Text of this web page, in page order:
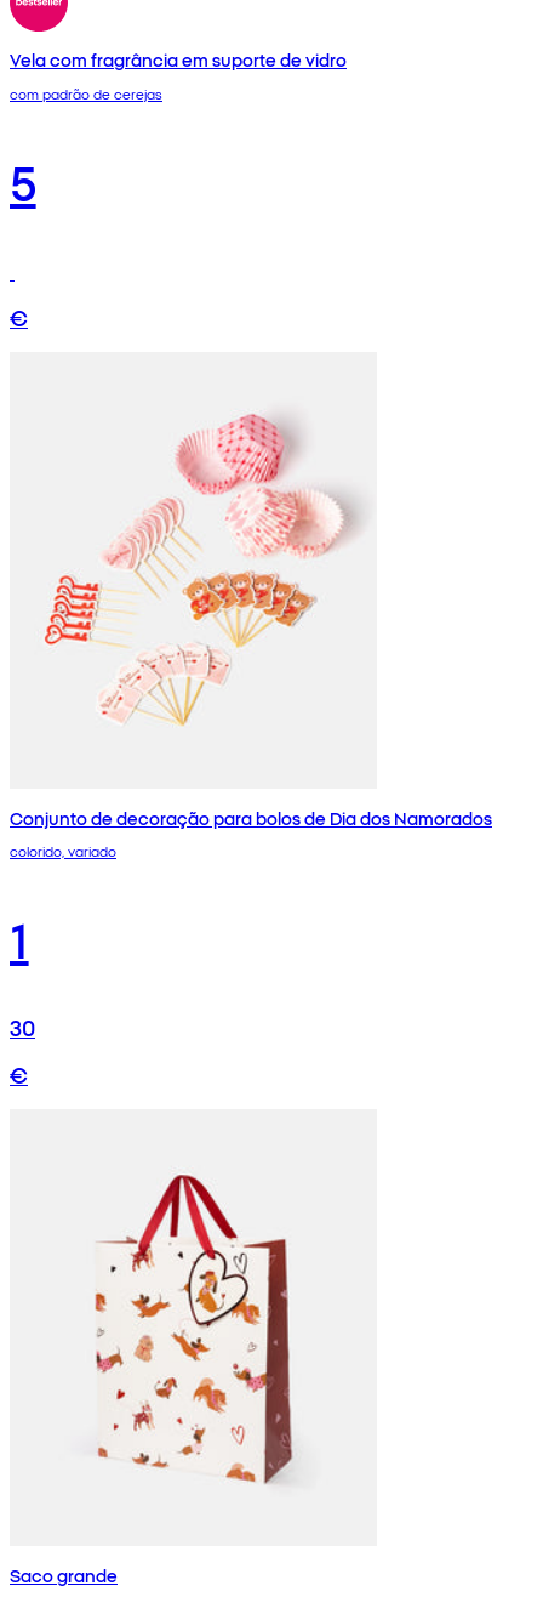
Vela com fragrância em suporte de vidro
com padrão de cerejas
5
€
Conjunto de decoração para bolos de Dia dos Namorados
colorido, variado
1
30
€
Saco grande